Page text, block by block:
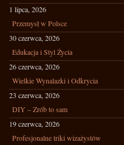
1 lipca, 2026
Przemysł w Polsce
30 czerwca, 2026
Edukacja i Styl Życia
26 czerwca, 2026
Wielkie Wynalazki i Odkrycia
23 czerwca, 2026
DIY – Zrób to sam
19 czerwca, 2026
Profesjonalne triki wizażystów